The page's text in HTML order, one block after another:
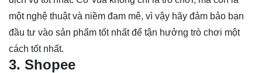
một nghệ thuật và niềm đam mê, vì vậy hãy đảm bảo bạn
đầu tư vào sản phẩm tốt nhất để tận hưởng trò chơi một
cách tốt nhất.
3. Shopee